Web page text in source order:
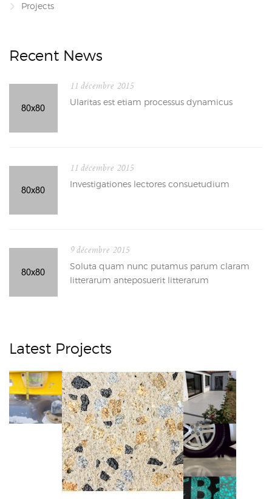
Projects
Recent News
11 décembre 2015
Ularitas est etiam processus dynamicus
11 décembre 2015
Investigationes lectores consuetudium
9 décembre 2015
Soluta quam nunc putamus parum claram
litterarum anteposuerit litterarum
Latest Projects